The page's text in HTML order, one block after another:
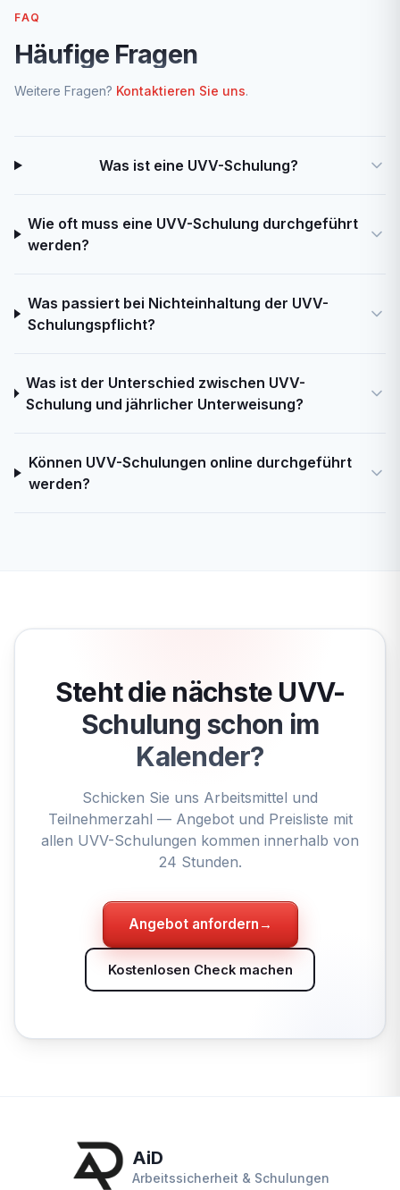
FAQ
Häufige Fragen
Weitere Fragen? Kontaktieren Sie uns.
Was ist eine UVV-Schulung?
Wie oft muss eine UVV-Schulung durchgeführt
werden?
Was passiert bei Nichteinhaltung der UVV-
Schulungspflicht?
Was ist der Unterschied zwischen UVV-
Schulung und jährlicher Unterweisung?
Können UVV-Schulungen online durchgeführt
werden?
Steht die nächste UVV-
Schulung schon im
Kalender?
Schicken Sie uns Arbeitsmittel und
Teilnehmerzahl — Angebot und Preisliste mit
allen UVV-Schulungen kommen innerhalb von
24 Stunden.
Angebot anfordern →
Kostenlosen Check machen
AiD
Arbeitssicherheit & Schulungen